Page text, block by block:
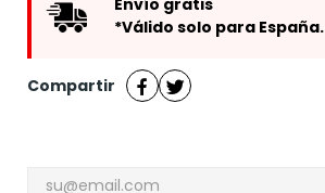
*Válido solo para España.
Compartir